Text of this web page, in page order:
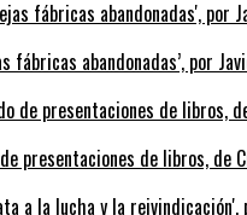
fábricas abandonadas’, por
presentaciones de libros, de